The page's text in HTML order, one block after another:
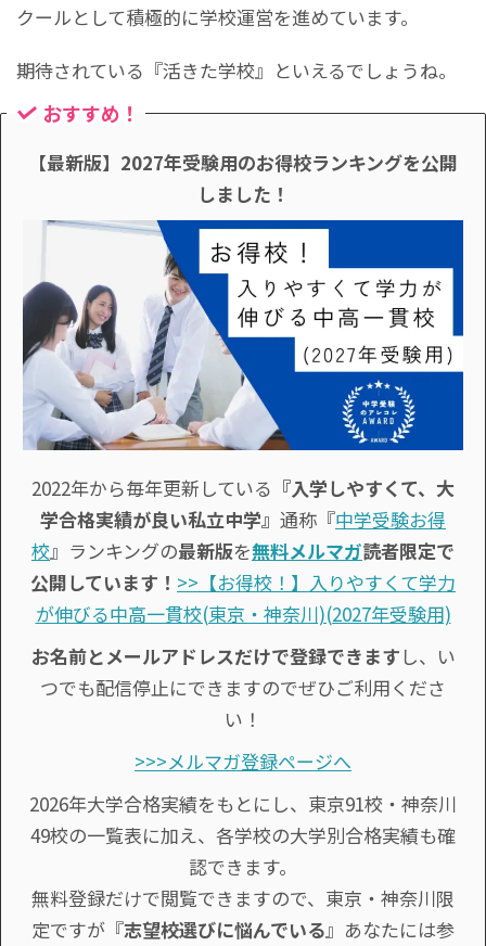
クールとして積極的に学校運営を進めています。
期待されている『活きた学校』といえるでしょうね。
おすすめ！
【最新版】2027年受験用のお得校ランキングを公開
しました！
2022年から毎年更新している 『入学しやすくて、大
学合格実績が良い私立中学』 通称『中学受験お得
校』ランキングの最新版を無料メルマガ読者限定で
公開しています！ >>【お得校！】入りやすくて学力
が伸びる中高一貫校(東京・神奈川)(2027年受験用)
お名前とメールアドレスだけで登録できます し、い
つでも配信停止にできますのでぜひご利用くださ
い！
>>>メルマガ登録ページへ
2026年大学合格実績をもとにし、東京91校・神奈川
49校の一覧表に加え、各学校の大学別合格実績も確
認できます。
無料登録だけで閲覧できますので、東京・神奈川限
定ですが『志望校選びに悩んでいる』あなたには参